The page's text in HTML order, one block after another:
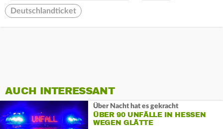
Deutschlandticket
AUCH INTERESSANT
Über Nacht hat es gekracht
ÜBER 90 UNFÄLLE IN HESSEN
WEGEN GLÄTTE